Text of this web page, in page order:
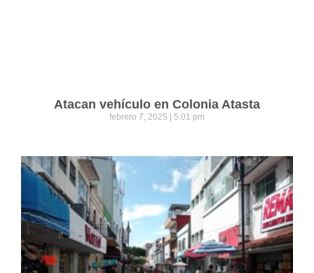
Atacan vehículo en Colonia Atasta
febrero 7, 2025 5:01 pm